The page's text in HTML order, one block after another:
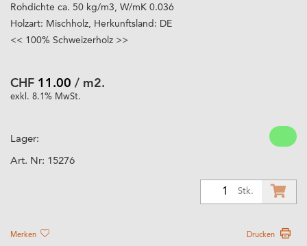
Rohdichte ca. 50 kg/m3, W/mK 0.036
Holzart: Mischholz, Herkunftsland: DE
<< 100% Schweizerholz >>
CHF 11.00 / m2.
exkl. 8.1% MwSt.
Lager:
Art. Nr: 15276
Stk.
Merken Drucken